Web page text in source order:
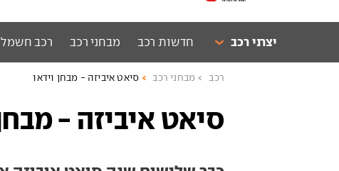
יצרני רכב חדשות רכב מבחני רכב רכב
רכב מבחני רכב סיאט איביזה - מבחן וידאו
סיאט איביזה -